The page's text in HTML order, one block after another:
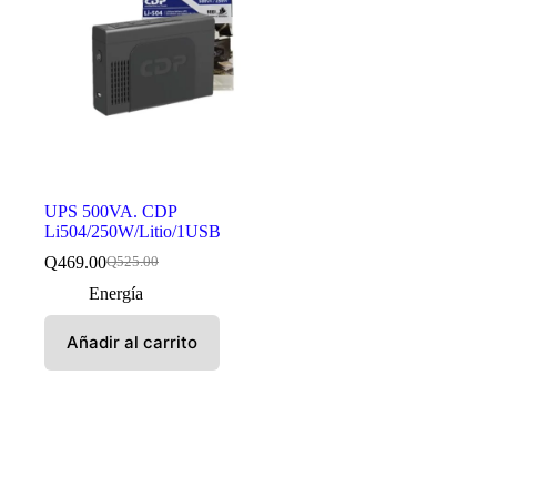
UPS 500VA. CDP
Li504/250W/Litio/1USB
Q525.00
El
precio
original
era:
Q525.00.
Q469.00El
precio
actual
es:
Q469.00.
Energía
Añadir al carrito